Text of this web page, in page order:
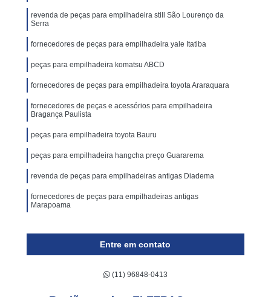
revenda de peças para empilhadeira still São Lourenço da
Serra
fornecedores de peças para empilhadeira yale Itatiba
peças para empilhadeira komatsu ABCD
fornecedores de peças para empilhadeira toyota Araraquara
fornecedores de peças e acessórios para empilhadeira
Bragança Paulista
peças para empilhadeira toyota Bauru
peças para empilhadeira hangcha preço Guararema
revenda de peças para empilhadeiras antigas Diadema
fornecedores de peças para empilhadeiras antigas
Marapoama
Entre em contato
(11) 96848-0413